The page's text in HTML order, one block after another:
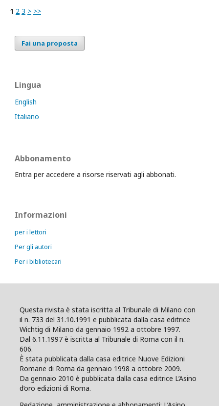
1 2 3 > >>
Fai una proposta
Lingua
English
Italiano
Abbonamento
Entra per accedere a risorse riservati agli abbonati.
Informazioni
per i lettori
Per gli autori
Per i bibliotecari
Questa rivista è stata iscritta al Tribunale di Milano con
il n. 733 del 31.10.1991 e pubblicata dalla casa editrice
Wichtig di Milano da gennaio 1992 a ottobre 1997.
Dal 6.11.1997 è iscritta al Tribunale di Roma con il n.
606.
È stata pubblicata dalla casa editrice Nuove Edizioni
Romane di Roma da gennaio 1998 a ottobre 2009.
Da gennaio 2010 è pubblicata dalla casa editrice L’Asino
d’oro edizioni di Roma.